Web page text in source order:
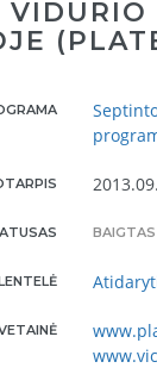
VIDURIO
BAIGTAS